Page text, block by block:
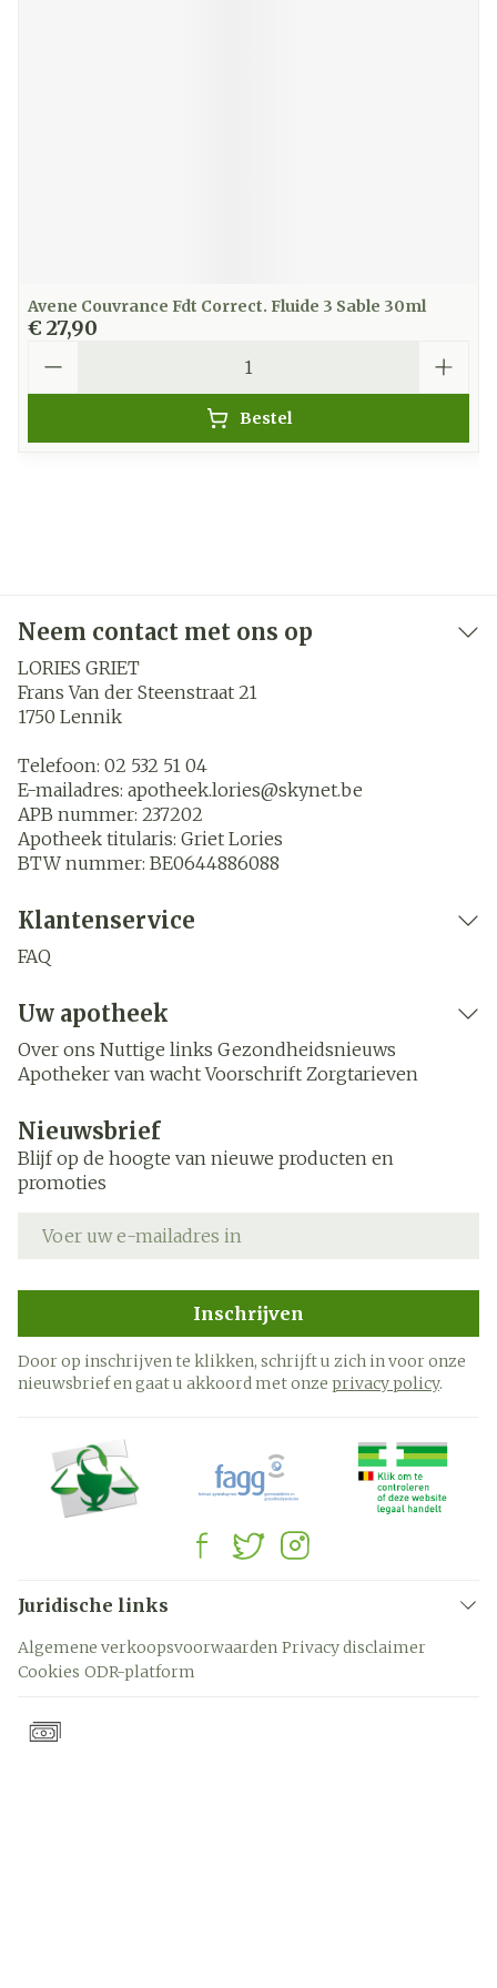
Avene Couvrance Fdt Correct. Fluide 3 Sable 30ml
€ 27,90
Bestel
Neem contact met ons op
LORIES GRIET
Frans Van der Steenstraat 21
1750 Lennik
Telefoon: 02 532 51 04
E-mailadres: apotheek.lories@skynet.be
APB nummer: 237202
Apotheek titularis: Griet Lories
BTW nummer: BE0644886088
Klantenservice
FAQ
Uw apotheek
Over ons Nuttige links Gezondheidsnieuws
Apotheker van wacht Voorschrift Zorgtarieven
Nieuwsbrief
Blijf op de hoogte van nieuwe producten en
promoties
Inschrijven
Door op inschrijven te klikken, schrijft u zich in voor onze
nieuwsbrief en gaat u akkoord met onze privacy policy.
Juridische links
Algemene verkoopsvoorwaarden Privacy disclaimer
Cookies ODR-platform